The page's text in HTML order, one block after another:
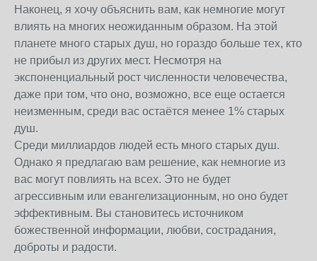
Наконец, я хочу объяснить вам, как немногие могут
влиять на многих неожиданным образом. На этой
планете много старых душ, но гораздо больше тех, кто
не прибыл из других мест. Несмотря на
экспоненциальный рост численности человечества,
даже при том, что оно, возможно, все еще остается
неизменным, среди вас остаётся менее 1% старых
душ.
Среди миллиардов людей есть много старых душ.
Однако я предлагаю вам решение, как немногие из
вас могут повлиять на всех. Это не будет
агрессивным или евангелизационным, но оно будет
эффективным. Вы становитесь источником
божественной информации, любви, сострадания,
доброты и радости.